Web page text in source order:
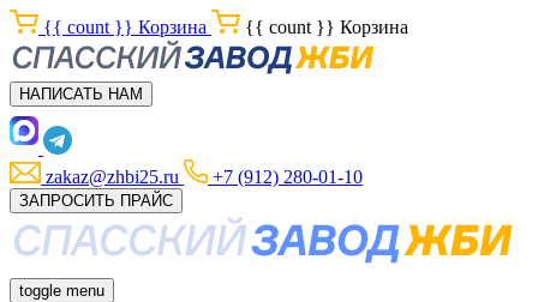
{{ count }} Корзина {{ count }} Корзина
НАПИСАТЬ НАМ
zakaz@zhbi25.ru +7 (912) 280-01-10
ЗАПРОСИТЬ ПРАЙС
toggle menu